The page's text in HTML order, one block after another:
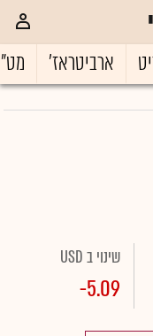
ארביטראז'
שינוי ב USD
-5.09